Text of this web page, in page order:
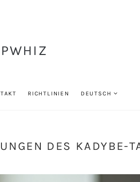
RICHTLINIEN DEUTSCH
DES KADYBE-